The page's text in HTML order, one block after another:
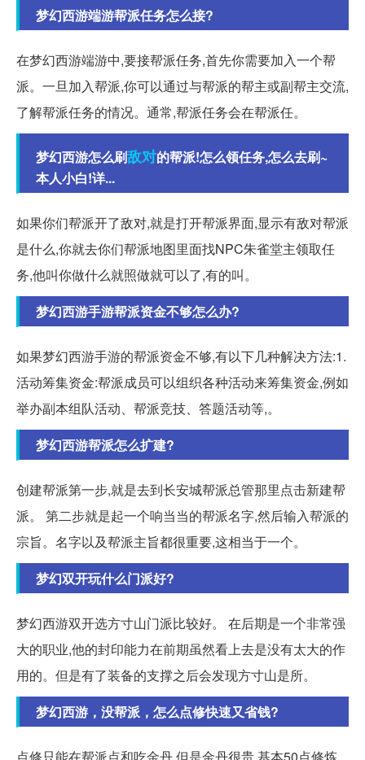
梦幻西游端游帮派任务怎么接?
在梦幻西游端游中,要接帮派任务,首先你需要加入一个帮
派。一旦加入帮派,你可以通过与帮派的帮主或副帮主交流,
了解帮派任务的情况。通常,帮派任务会在帮派任。
梦幻西游怎么刷敌对的帮派!怎么领任务,怎么去刷~
本人小白!详...
如果你们帮派开了敌对,就是打开帮派界面,显示有敌对帮派
是什么,你就去你们帮派地图里面找NPC朱雀堂主领取任
务,他叫你做什么就照做就可以了,有的叫。
梦幻西游手游帮派资金不够怎么办?
如果梦幻西游手游的帮派资金不够,有以下几种解决方法:1.
活动筹集资金:帮派成员可以组织各种活动来筹集资金,例如
举办副本组队活动、帮派竞技、答题活动等,。
梦幻西游帮派怎么扩建?
创建帮派第一步,就是去到长安城帮派总管那里点击新建帮
派。 第二步就是起一个响当当的帮派名字,然后输入帮派的
宗旨。名字以及帮派主旨都很重要,这相当于一个。
梦幻双开玩什么门派好?
梦幻西游双开选方寸山门派比较好。 在后期是一个非常强
大的职业,他的封印能力在前期虽然看上去是没有太大的作
用的。但是有了装备的支撑之后会发现方寸山是所。
梦幻西游，没帮派，怎么点修快速又省钱?